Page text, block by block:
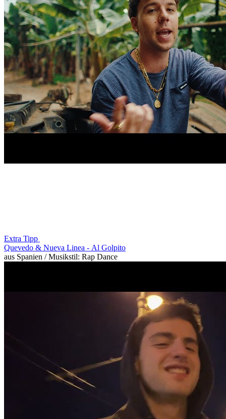
Extra Tipp
Quevedo & Nueva Linea - Al Golpito
aus Spanien / Musikstil: Rap Dance